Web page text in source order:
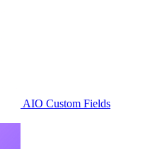
AIO Custom Fields